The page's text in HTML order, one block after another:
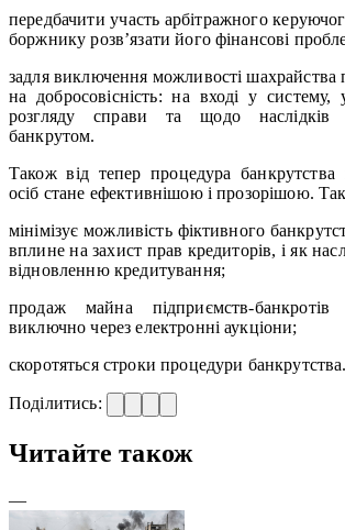
передбачити участь арбітражного
боржнику розв’язати його фінансові
задля виключення можливості шахрайства
на добросовісність: на вході у систему,
розгляду справи та щодо наслідків
банкрутом.
Також від тепер процедура
осіб стане ефективнішою і прозорішою.
мінімізує можливість фіктивного
вплине на захист прав кредиторів, і як
відновленню кредитування;
продаж майна підприємств-
виключно через електронні аукціони;
скоротяться строки процедури банкрутства.
Поділитись:
Читайте також
—